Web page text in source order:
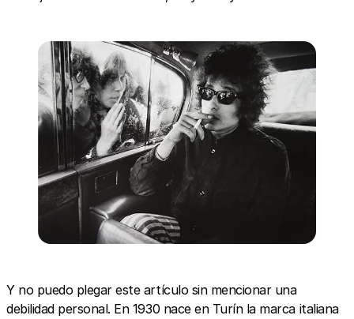
Y no puedo plegar este artículo sin mencionar una
debilidad personal. En 1930 nace en Turín la marca italiana